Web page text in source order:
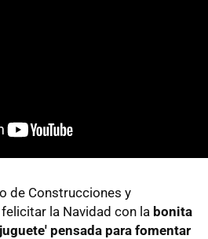
de Construcciones y
la Navidad con la bonita
pensada para fomentar